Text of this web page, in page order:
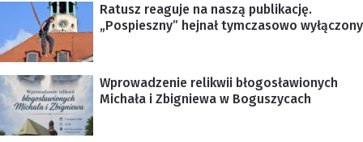
Ratusz reaguje na naszą publikację.
„Pospieszny” hejnał tymczasowo wyłączony
Wprowadzenie relikwii błogosławionych
Michała i Zbigniewa w Boguszycach